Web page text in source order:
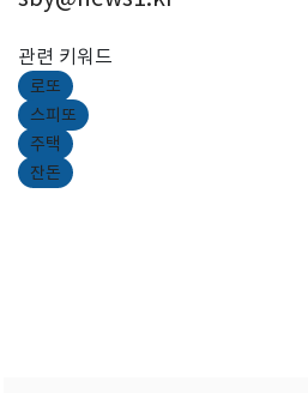
관련 키워드
로또
스피또
주택
잔돈